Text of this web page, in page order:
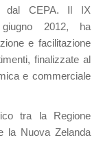
dal CEPA. Il IX
giugno 2012, ha
e facilitazione
finalizzate al
e commerciale
tra la Regione
la Nuova Zelanda